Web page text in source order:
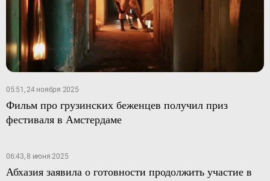
05:51, 24 ноября 2025
Фильм про грузинских беженцев получил приз
фестиваля в Амстердаме
06:43, 8 июня 2025
Абхазия заявила о готовности продолжить участие в